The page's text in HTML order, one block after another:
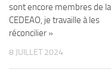
sont encore membres de la
CEDEAO, je travaille à les
réconcilier »
8 JUILLET 2024